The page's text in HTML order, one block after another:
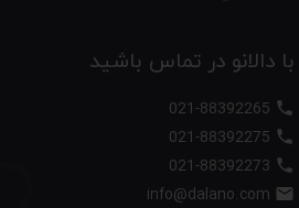
با دالانو در تماس باشید



